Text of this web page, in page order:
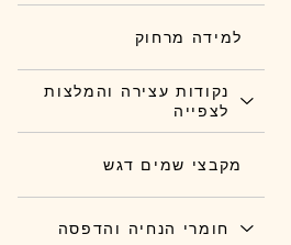
למידה מרחוק
נקודות עצירה והמלצות
לצפייה
מקבצי שמים דגש
חומרי הנחיה והדפסה